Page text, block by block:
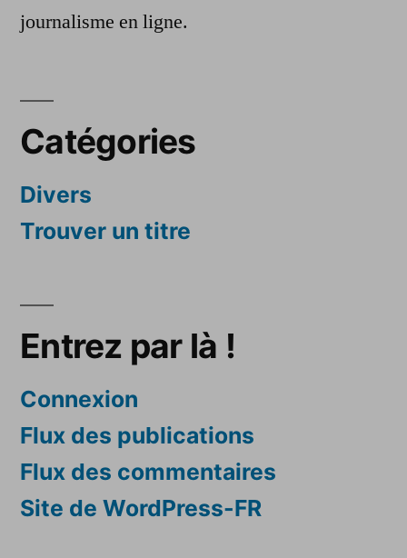
journalisme en ligne.
Catégories
Divers
Trouver un titre
Entrez par là !
Connexion
Flux des publications
Flux des commentaires
Site de WordPress-FR